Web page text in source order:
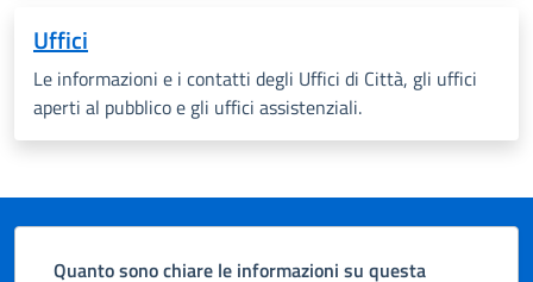
Uffici
Le informazioni e i contatti degli Uffici di Città, gli uffici
aperti al pubblico e gli uffici assistenziali.
Quanto sono chiare le informazioni su questa